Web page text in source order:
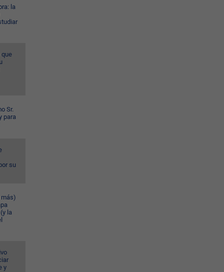
la
que
Sr.
para
su
más)
la
y